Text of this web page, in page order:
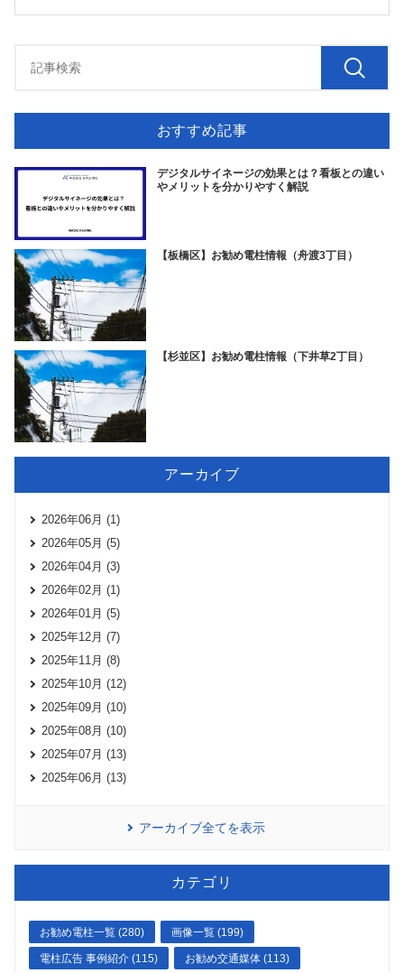
おすすめ記事
デジタルサイネージの効果とは？看板との違い
やメリットを分かりやすく解説
【板橋区】お勧め電柱情報（舟渡3丁目）
【杉並区】お勧め電柱情報（下井草2丁目）
アーカイブ
2026年06月 (1)
2026年05月 (5)
2026年04月 (3)
2026年02月 (1)
2026年01月 (5)
2025年12月 (7)
2025年11月 (8)
2025年10月 (12)
2025年09月 (10)
2025年08月 (10)
2025年07月 (13)
2025年06月 (13)
アーカイブ全てを表示
カテゴリ
お勧め電柱一覧 (280) 画像一覧 (199)
電柱広告 事例紹介 (115) お勧め交通媒体 (113)